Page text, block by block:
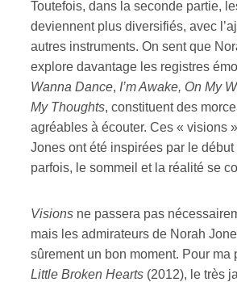
Toutefois, dans la seconde partie,
deviennent plus diversifiés, avec
autres instruments. On sent que
explore davantage les registres
Wanna Dance, I’m Awake, On My
My Thoughts, constituent des
agréables à écouter. Ces « visions
Jones ont été inspirées par le
parfois, le sommeil et la réalité se
Visions ne passera pas
mais les admirateurs de Norah
sûrement un bon moment. Pour ma
Little Broken Hearts (2012), le très